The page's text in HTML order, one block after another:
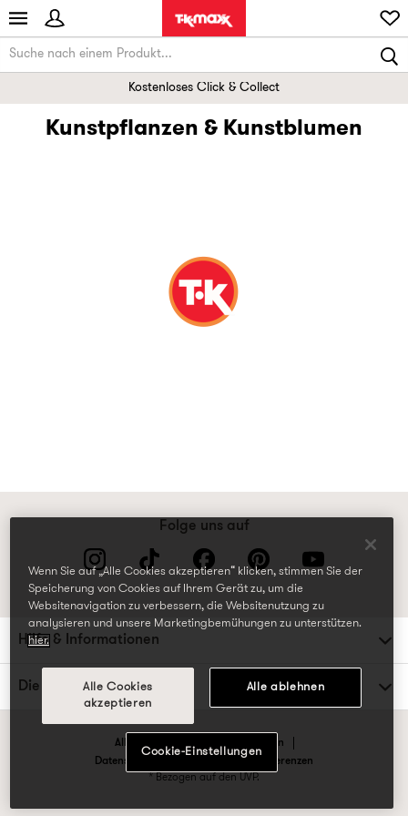
Kostenloses Click & Collect
Kunstpflanzen & Kunstblumen
Folge uns auf
Hilfe & Informationen
Die TK Maxx Familie
Allgemeine Geschäftsbedingungen
Datenschutzrichtlinien & Cookie-Präferenzen
* Bezogen auf den UVP.
Wenn Sie auf „Alle Cookies akzeptieren“ klicken, stimmen Sie der
Speicherung von Cookies auf Ihrem Gerät zu, um die
Websitenavigation zu verbessern, die Websitenutzung zu
analysieren und unsere Marketingbemühungen zu unterstützen.
hier.
Alle Cookies
akzeptieren
Alle ablehnen
Cookie-Einstellungen